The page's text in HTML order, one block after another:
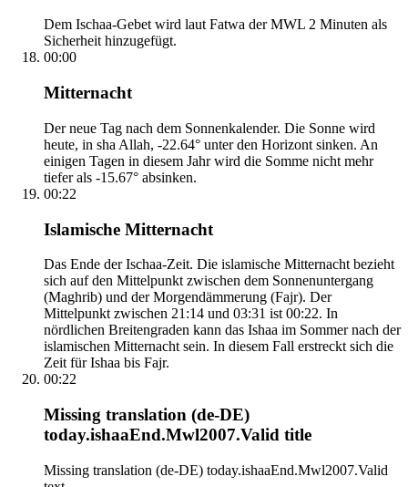
Dem Ischaa-Gebet wird laut Fatwa der MWL 2 Minuten als
Sicherheit hinzugefügt.
00:00
Mitternacht
Der neue Tag nach dem Sonnenkalender. Die Sonne wird
heute, in sha Allah, -22.64° unter den Horizont sinken. An
einigen Tagen in diesem Jahr wird die Somme nicht mehr
tiefer als -15.67° absinken.
00:22
Islamische Mitternacht
Das Ende der Ischaa-Zeit. Die islamische Mitternacht bezieht
sich auf den Mittelpunkt zwischen dem Sonnenuntergang
(Maghrib) und der Morgendämmerung (Fajr). Der
Mittelpunkt zwischen 21:14 und 03:31 ist 00:22. In
nördlichen Breitengraden kann das Ishaa im Sommer nach der
islamischen Mitternacht sein. In diesem Fall erstreckt sich die
Zeit für Ishaa bis Fajr.
00:22
Missing translation (de-DE)
today.ishaaEnd.Mwl2007.Valid title
Missing translation (de-DE) today.ishaaEnd.Mwl2007.Valid